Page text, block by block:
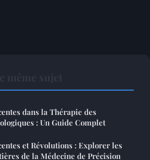
dans la Thérapie des
: Un Guide Complet
et Révolutions : Explorer les
de la Médecine de Précision